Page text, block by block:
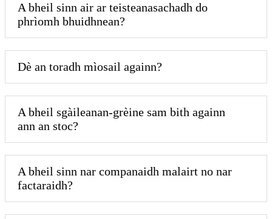
A bheil sinn air ar teisteanasachadh do
phrìomh bhuidhnean?
Dè an toradh mìosail againn?
A bheil sgàileanan-grèine sam bith againn
ann an stoc?
A bheil sinn nar companaidh malairt no nar
factaraidh?